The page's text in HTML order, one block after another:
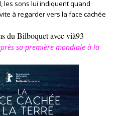
les sons lui indiquent quand
à regarder vers la face cachée
du Bilboquet avec vià93
sa première mondiale à la